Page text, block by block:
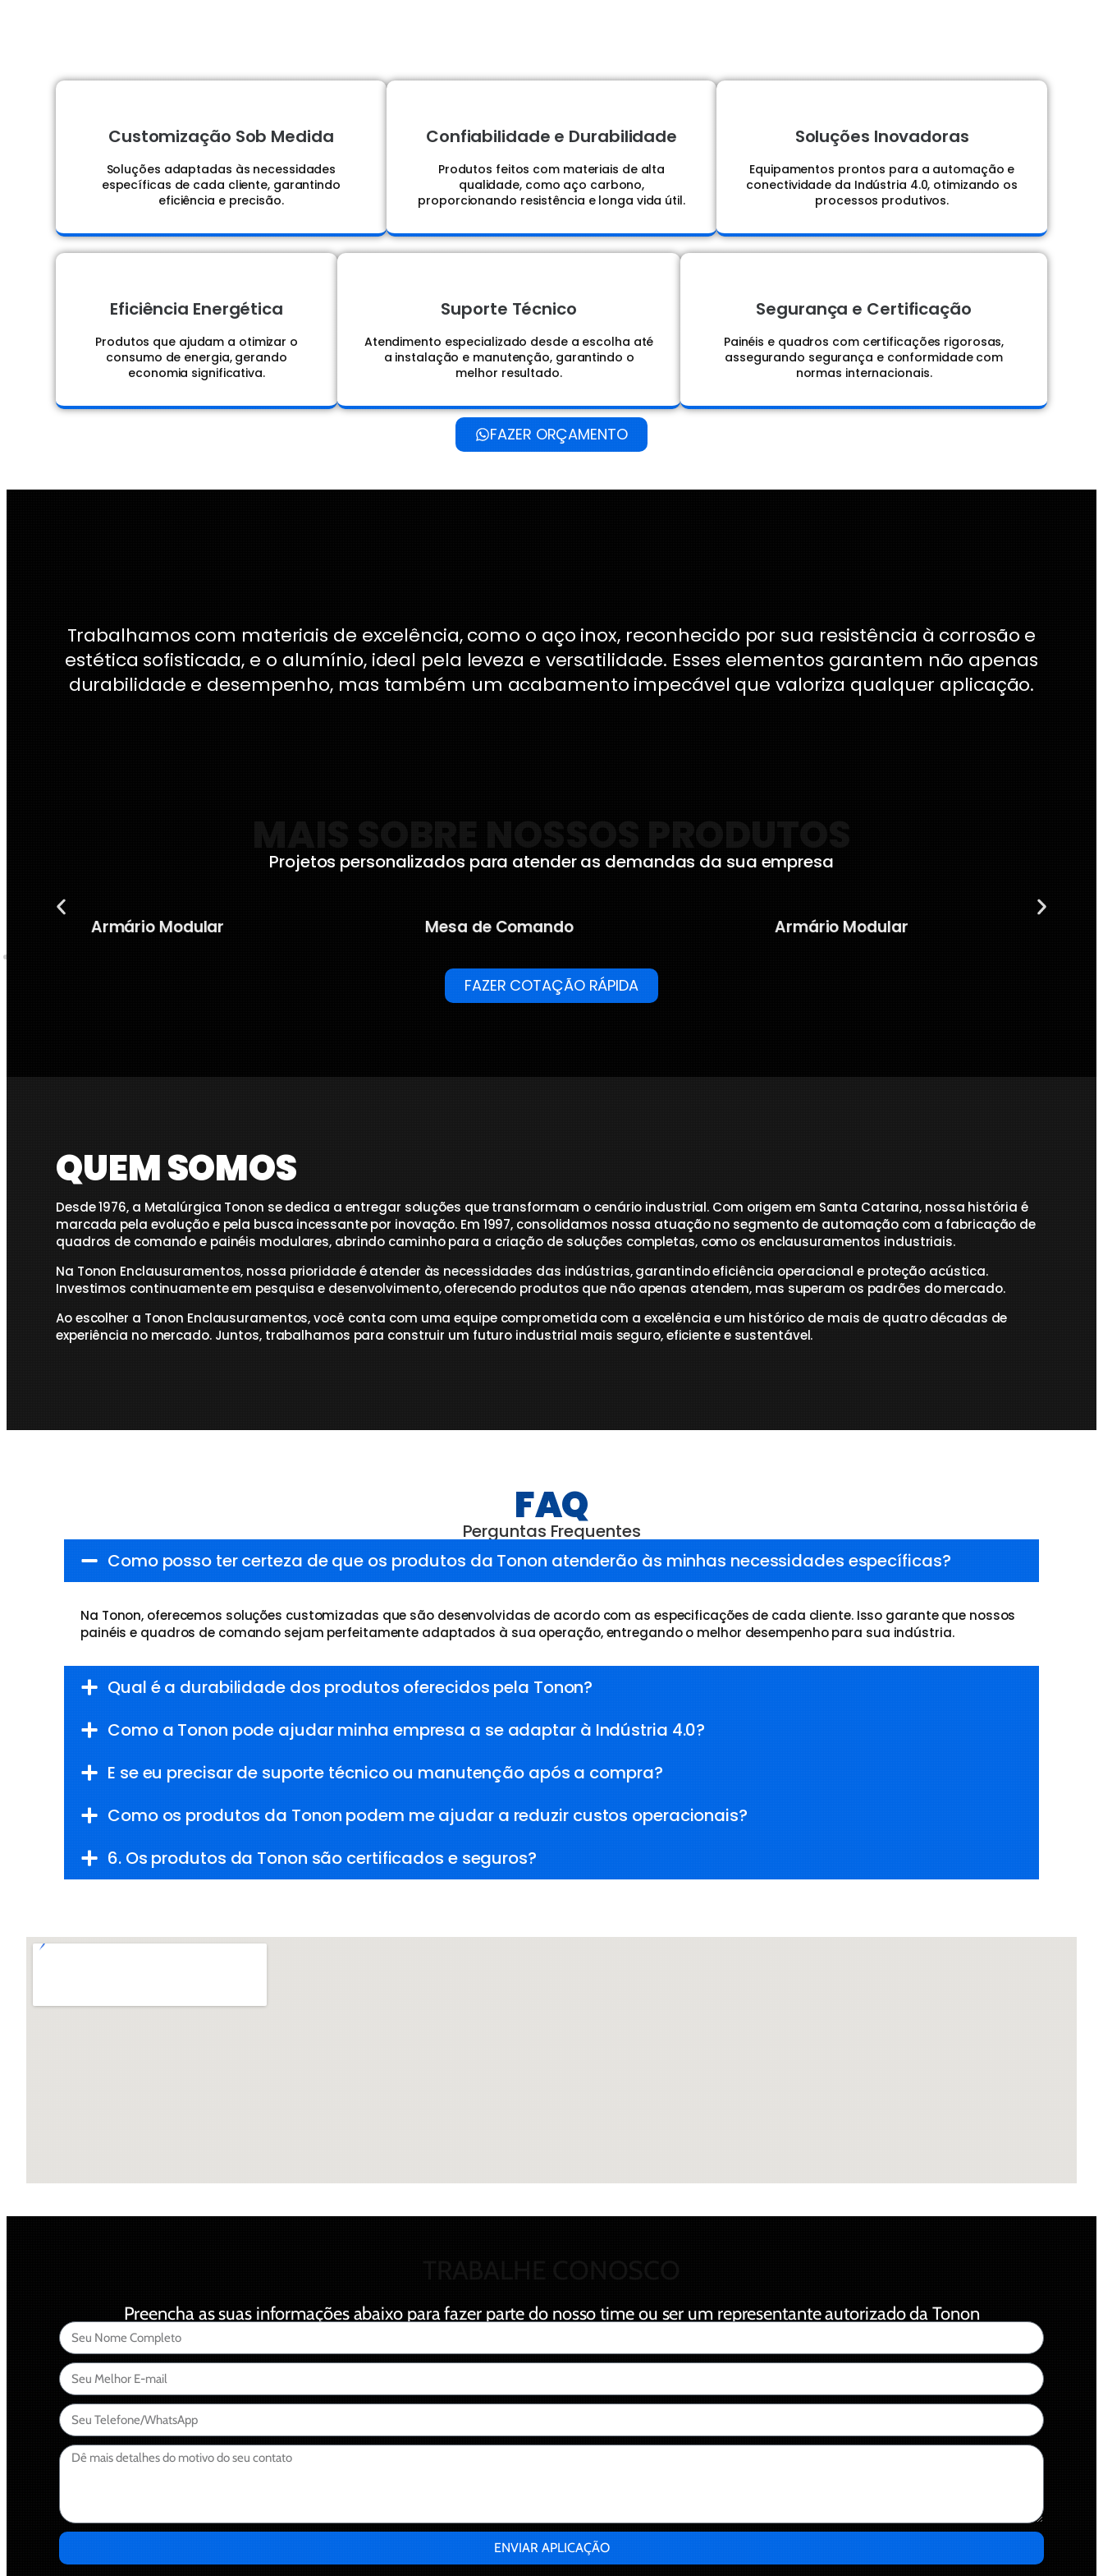
Customização Sob Medida
Soluções adaptadas às necessidades
específicas de cada cliente, garantindo
eficiência e precisão.
Confiabilidade e Durabilidade
Produtos feitos com materiais de alta
qualidade, como aço carbono,
proporcionando resistência e longa vida útil.
Soluções Inovadoras
Equipamentos prontos para a automação e
conectividade da Indústria 4.0, otimizando os
processos produtivos.
Eficiência Energética
Produtos que ajudam a otimizar o
consumo de energia, gerando
economia significativa.
Suporte Técnico
Atendimento especializado desde a escolha até
a instalação e manutenção, garantindo o
melhor resultado.
Segurança e Certificação
Painéis e quadros com certificações rigorosas,
assegurando segurança e conformidade com
normas internacionais.
FAZER ORÇAMENTO
Trabalhamos com materiais de excelência, como o aço inox, reconhecido por sua resistência à corrosão e
estética sofisticada, e o alumínio, ideal pela leveza e versatilidade. Esses elementos garantem não apenas
durabilidade e desempenho, mas também um acabamento impecável que valoriza qualquer aplicação.
MAIS SOBRE NOSSOS PRODUTOS
Projetos personalizados para atender as demandas da sua empresa
Mesa de Comando Armário Modular Armário Modular
FAZER COTAÇÃO RÁPIDA
QUEM SOMOS
Desde 1976, a Metalúrgica Tonon se dedica a entregar soluções que transformam o cenário industrial. Com origem em Santa Catarina, nossa história é
marcada pela evolução e pela busca incessante por inovação. Em 1997, consolidamos nossa atuação no segmento de automação com a fabricação de
quadros de comando e painéis modulares, abrindo caminho para a criação de soluções completas, como os enclausuramentos industriais.
Na Tonon Enclausuramentos, nossa prioridade é atender às necessidades das indústrias, garantindo eficiência operacional e proteção acústica.
Investimos continuamente em pesquisa e desenvolvimento, oferecendo produtos que não apenas atendem, mas superam os padrões do mercado.
Ao escolher a Tonon Enclausuramentos, você conta com uma equipe comprometida com a excelência e um histórico de mais de quatro décadas de
experiência no mercado. Juntos, trabalhamos para construir um futuro industrial mais seguro, eficiente e sustentável.
FAQ
Perguntas Frequentes
Como posso ter certeza de que os produtos da Tonon atenderão às minhas necessidades específicas?
Na Tonon, oferecemos soluções customizadas que são desenvolvidas de acordo com as especificações de cada cliente. Isso garante que nossos
painéis e quadros de comando sejam perfeitamente adaptados à sua operação, entregando o melhor desempenho para sua indústria.
Qual é a durabilidade dos produtos oferecidos pela Tonon?
Como a Tonon pode ajudar minha empresa a se adaptar à Indústria 4.0?
E se eu precisar de suporte técnico ou manutenção após a compra?
Como os produtos da Tonon podem me ajudar a reduzir custos operacionais?
6. Os produtos da Tonon são certificados e seguros?
TRABALHE CONOSCO
Preencha as suas informações abaixo para fazer parte do nosso time ou ser um representante autorizado da Tonon
ENVIAR APLICAÇÃO